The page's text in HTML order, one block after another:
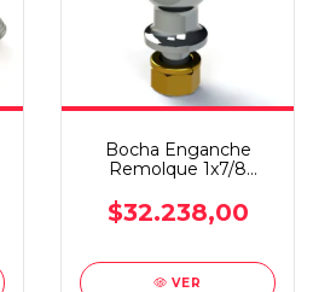
Bocha Enganche
Remolque 1x7/8
Cromada
$32.238,00
VER